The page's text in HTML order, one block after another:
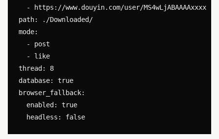
  - https://www.douyin.com/user/MS4wLjABAAAAxxxx
path: ./Downloaded/
mode:
  - post
  - like
thread: 8
database: true
browser_fallback:
  enabled: true